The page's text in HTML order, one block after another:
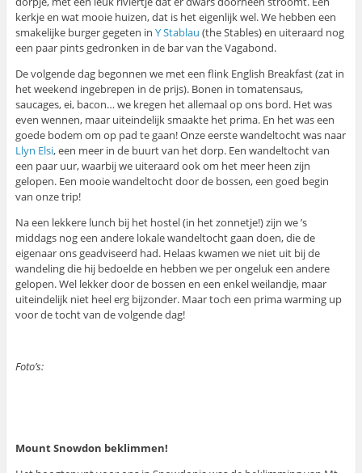
kerkje en wat mooie huizen, dat is het eigenlijk wel. We hebben een
smakelijke burger gegeten in Y Stablau (the Stables) en uiteraard nog
een paar pints gedronken in de bar van the Vagabond.
De volgende dag begonnen we met een flink English Breakfast (zat in
het weekend ingebrepen in de prijs). Bonen in tomatensaus,
saucages, ei, bacon… we kregen het allemaal op ons bord. Het was
even wennen, maar uiteindelijk smaakte het prima. En het was een
goede bodem om op pad te gaan! Onze eerste wandeltocht was naar
Llyn Elsi, een meer in de buurt van het dorp. Een wandeltocht van
een paar uur, waarbij we uiteraard ook om het meer heen zijn
gelopen. Een mooie wandeltocht door de bossen, een goed begin
van onze trip!
Na een lekkere lunch bij het hostel (in het zonnetje!) zijn we ’s
middags nog een andere lokale wandeltocht gaan doen, die de
eigenaar ons geadviseerd had. Helaas kwamen we niet uit bij de
wandeling die hij bedoelde en hebben we per ongeluk een andere
gelopen. Wel lekker door de bossen en een enkel weilandje, maar
uiteindelijk niet heel erg bijzonder. Maar toch een prima warming up
voor de tocht van de volgende dag!
Foto’s:
Mount Snowdon beklimmen!